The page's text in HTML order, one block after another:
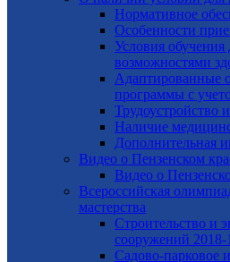
Нормативное
Особенности
Условия
возможностями
Адаптированные
программы с
Трудоустройство
Наличие
Дополнительная
Видео о Пензенском
Видео о
Всероссийская
мастерства
Строительство и
сооружений 2018-
Садово-парковое